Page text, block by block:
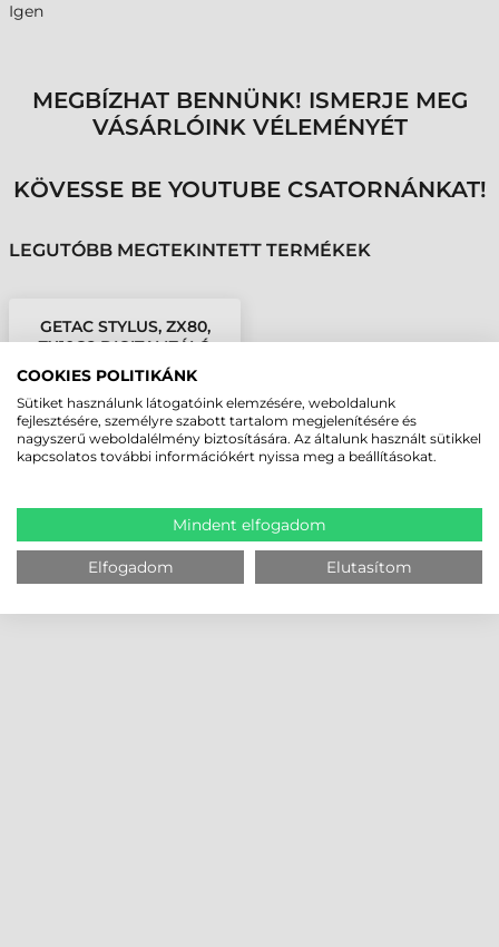
Igen
MEGBÍZHAT BENNÜNK! ISMERJE MEG
VÁSÁRLÓINK VÉLEMÉNYÉT
KÖVESSE BE YOUTUBE CSATORNÁNKAT!
LEGUTÓBB MEGTEKINTETT TERMÉKEK
GETAC STYLUS, ZX80,
ZX10G2 DIGITALIZÁLÓ
COOKIES POLITIKÁNK
Sütiket használunk látogatóink elemzésére, weboldalunk
fejlesztésére, személyre szabott tartalom megjelenítésére és
nagyszerű weboldalélmény biztosítására. Az általunk használt sütikkel
kapcsolatos további információkért nyissa meg a beállításokat.
Mindent elfogadom
Elfogadom Elutasítom